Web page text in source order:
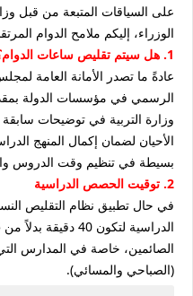
على السياقات المتبعة من قبل
الوزراء، إليكم ملامح الدوام
1. هل سيتم تقليص ساعات الدوام؟
عادةً ما تصدر الأمانة العامة
الرسمي في مؤسسات الدولة
وزارة التربية في توضيحات
الأحيان لضمان إكمال المنهج
بسيطة في تنظيم وقت الدروس
2. توقيت الحصص الدراسية
في حال تطبيق نظام التقليص
الصائمين، خاصة في المدارس
(الصباحي والمسائي).